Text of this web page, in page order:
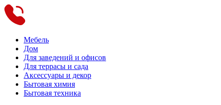
Мебель
Дом
Для заведений и офисов
Для террасы и сада
Аксессуары и декор
Бытовая химия
Бытовая техника